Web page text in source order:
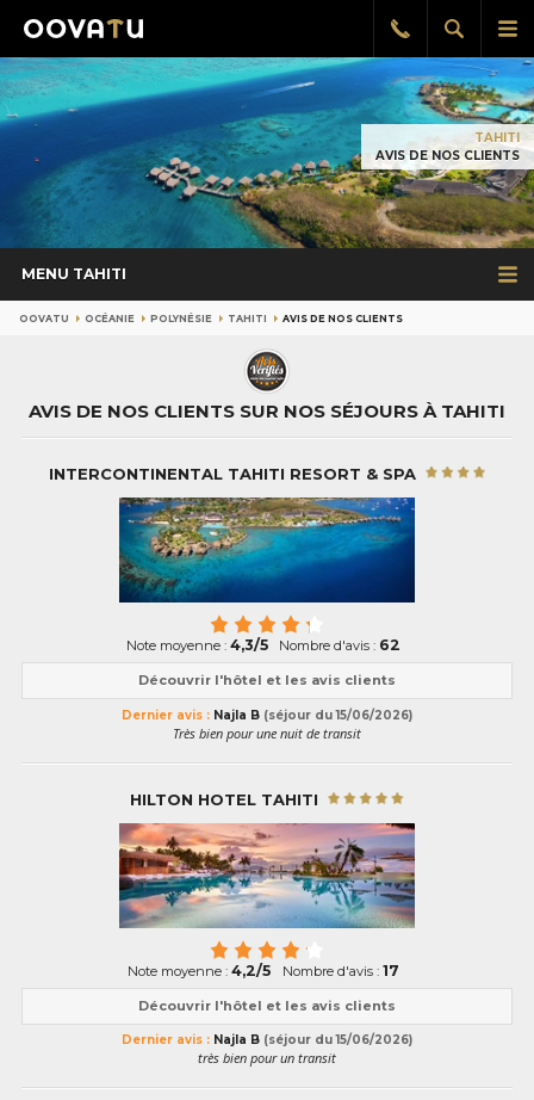
le
Afficher
la
Rappel
gratuit
TAHITI
AVIS DE NOS CLIENTS
MENU TAHITI
OOVATU OCÉANIE POLYNÉSIE TAHITI AVIS DE NOS CLIENTS
AVIS DE NOS CLIENTS SUR NOS SÉJOURS À TAHITI
INTERCONTINENTAL TAHITI RESORT & SPA
Note moyenne : 4,3/5 Nombre d'avis : 62
Découvrir l'hôtel et les avis clients
Dernier avis : Najla B (séjour du 15/06/2026)
Très bien pour une nuit de transit
HILTON HOTEL TAHITI
Note moyenne :4,2/5 Nombre d'avis : 17
Découvrir l'hôtel et les avis clients
Dernier avis : Najla B (séjour du 15/06/2026)
très bien pour un transit